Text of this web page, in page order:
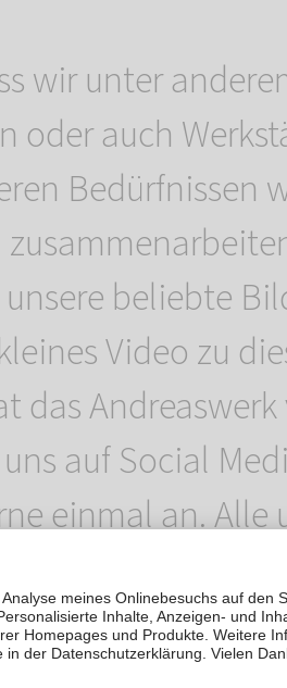
wir unter
oder auch
Bedürfnissen
beliebte
Video zu
das
auf Social
einmal an. Alle
im Digital-